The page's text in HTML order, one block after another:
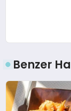
Benzer